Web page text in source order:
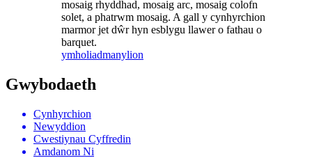
mosaig rhyddhad, mosaig arc, mosaig colofn
solet, a phatrwm mosaig. A gall y cynhyrchion
marmor jet dŵr hyn esblygu llawer o fathau o
barquet.
ymholiadmanylion
Gwybodaeth
Cynhyrchion
Newyddion
Cwestiynau Cyffredin
Amdanom Ni